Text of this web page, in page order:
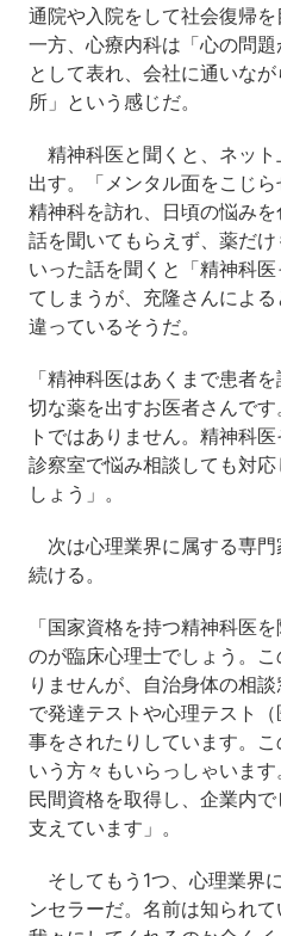
通院や入院をして社会復帰を
一方、心療内科は「心の問
として表れ、会社に通いな
所」という感じだ。
精神科医と聞くと、ネッ
出す。「メンタル面をこじら
精神科を訪れ、日頃の悩み
話を聞いてもらえず、薬だ
いった話を聞くと「精神科
てしまうが、充隆さんによ
違っているそうだ。
「精神科医はあくまで患者
切な薬を出すお医者さんで
トではありません。精神科
診察室で悩み相談しても対
しょう」。
次は心理業界に属する専
続ける。
「国家資格を持つ精神科医
のが臨床心理士でしょう。
りませんが、自治身体の相
で発達テストや心理テスト
事をされたりしています。
いう方々もいらっしゃいま
民間資格を取得し、企業内
支えています」。
そしてもう1つ、心理業界
ンセラーだ。名前は知られ